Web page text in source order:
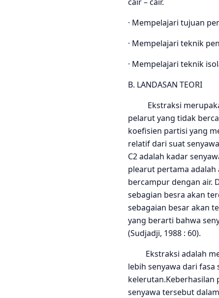
· Mempelajari tujuan
· Mempelajari teknik
· Mempelajari teknik
B. LANDASAN TEORI
Ekstraksi
pelarut yang tidak
koefisien partisi yang
relatif dari suat
C2 adalah kadar
plearut pertama
bercampur dengan air.
sebagian besra akan
sebagaian besar akan
yang berarti bahwa
(Sudjadji, 1988 : 60).
Ekstraksi adalah
lebih senyawa dari
kelerutan.Keberhasilan
senyawa tersebut